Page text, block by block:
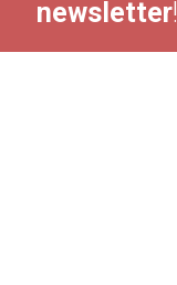
newsletter!